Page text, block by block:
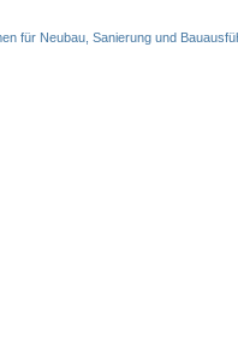
für Neubau, Sanierung und